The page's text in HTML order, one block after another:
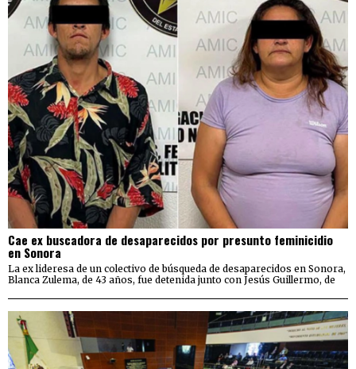
Cae ex buscadora de desaparecidos por presunto feminicidio
en Sonora
La ex lideresa de un colectivo de búsqueda de desaparecidos en Sonora,
Blanca Zulema, de 43 años, fue detenida junto con Jesús Guillermo, de